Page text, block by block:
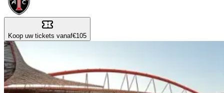
Koop uw tickets vanaf€105